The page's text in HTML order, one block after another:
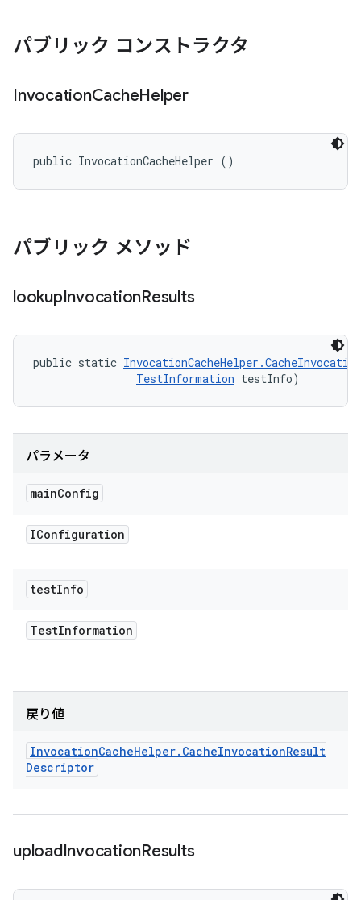
パブリック コンストラクタ
InvocationCacheHelper
public InvocationCacheHelper ()
パブリック メソッド
lookupInvocationResults
public static
TestInformation testInfo)
パラメータ
mainConfig
IConfiguration
testInfo
TestInformation
戻り値
InvocationCacheHelper. CacheInvocationResult
Descriptor
uploadInvocationResults